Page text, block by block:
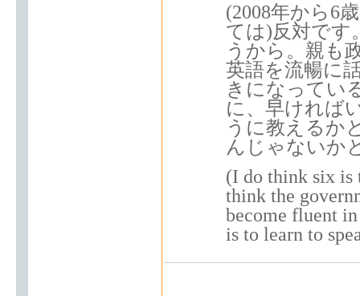
(2008年から6
ては)反対です
うから。親も
英語を流暢に
きになってい
に、早ければ
うに教えるか
んじゃないか
(I do think six is
think the
become fluent
is to learn to